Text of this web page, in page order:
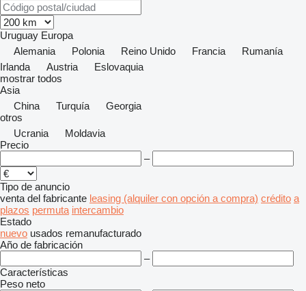
Uruguay Europa
Alemania
Polonia Reino Unido Francia
Rumanía
Irlanda
Austria
Eslovaquia
mostrar todos
Asia
China
Turquía
Georgia
otros
Ucrania
Moldavia
Precio
–
Tipo de anuncio
venta del fabricante leasing (alquiler con opción a compra) crédito a
plazos permuta intercambio
Estado
nuevo usados remanufacturado
Año de fabricación
–
Características
Peso neto